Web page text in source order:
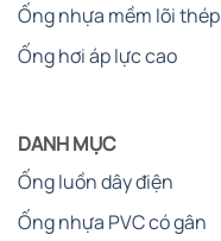
Ống nhựa mềm lõi thép
Ống hơi áp lực cao
DANH MỤC
Ống luồn dây điện
Ống nhựa PVC có gân